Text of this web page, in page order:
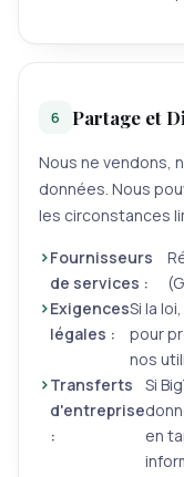
6 Partage et
Nous ne vendons,
données. Nous
les circonstances
Fournisseurs
de services :
Exigences
légales :
Si la
pour
nos
Transferts
d'entreprise
:
Si
en